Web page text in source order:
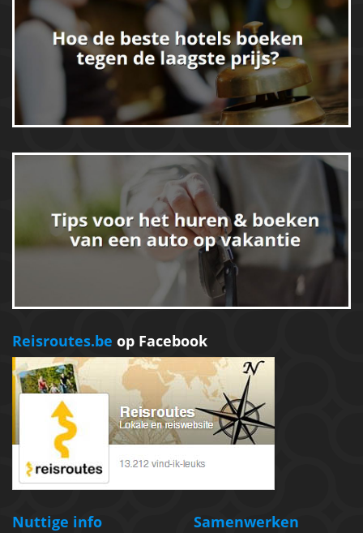
Reisroutes.be op Facebook
Nuttige info Samenwerken